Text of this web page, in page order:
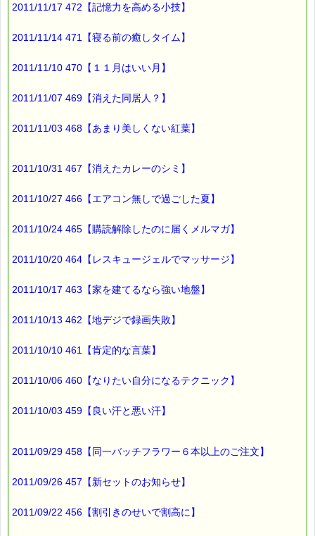
ストレスがあるのが
正常な環境で、
ストレスのない状態は
ストレスのない環境では
という事？ (・◇・)
ストレスとは
■本日のオススメ情報
https://pass-thyme.com/special/kokoro-support.asp
▼災害で傷ついてしまった心のケアに役立ちます
2011/11/17 472【記憶力を高める小技】
2011/11/14 471【寝る前の癒しタイム】
2011/11/10 470【１１月はいい月】
2011/11/07 469【消えた同居人？】
2011/11/03 468【あまり美しくない紅葉】
2011/10/31 467【消えたカレーのシミ】
2011/10/27 466【エアコン無しで過ごした夏】
2011/10/24 465【購読解除したのに届くメルマガ】
2011/10/20 464【レスキュージェルでマッサージ】
2011/10/17 463【家を建てるなら強い地盤】
2011/10/13 462【地デジで録画失敗】
2011/10/10 461【肯定的な言葉】
2011/10/06 460【なりたい自分になるテクニック】
2011/10/03 459【良い汗と悪い汗】
2011/09/29 458【同一バッチフラワー６本以上のご注文】
2011/09/26 457【新セットのお知らせ】
2011/09/22 456【割引きのせいで割高に】